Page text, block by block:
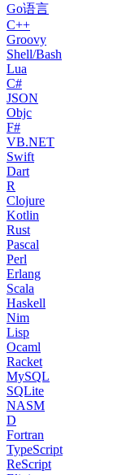
Go语言
C++
Groovy
Shell/Bash
Lua
C#
JSON
Objc
F#
VB.NET
Swift
Dart
R
Clojure
Kotlin
Rust
Pascal
Perl
Erlang
Scala
Haskell
Nim
Lisp
Ocaml
Racket
MySQL
SQLite
NASM
D
Fortran
TypeScript
ReScript